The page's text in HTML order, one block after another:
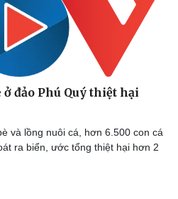
đảo Phú Quý thiệt hại
và lồng nuôi cá, hơn 6.500 con cá
ra biển, ước tổng thiệt hại hơn 2